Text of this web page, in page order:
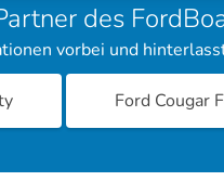
des
vorbei und
Ford Cougar